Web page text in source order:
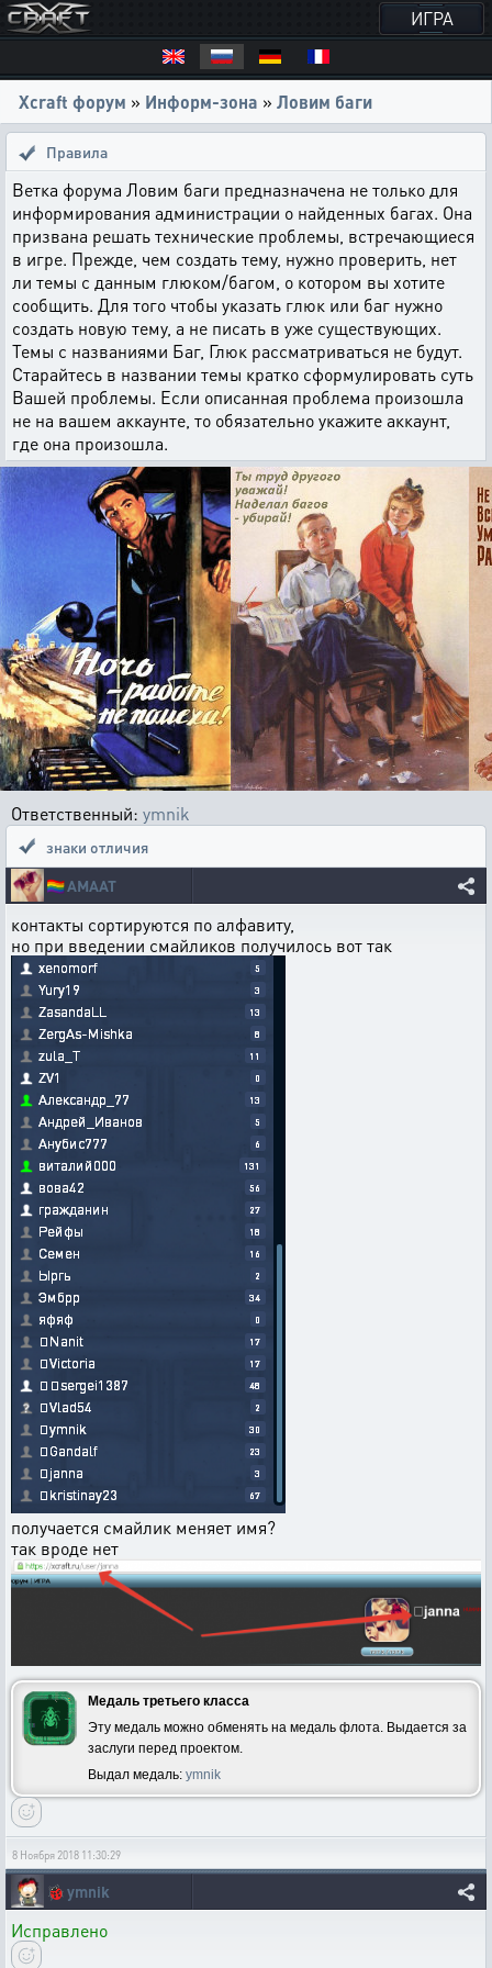
ИГРА
Xcraft форум » Информ-зона » Ловим баги
Правила
Ветка форума Ловим баги предназначена не только для
информирования администрации о найденных багах. Она
призвана решать технические проблемы, встречающиеся
в игре. Прежде, чем создать тему, нужно проверить, нет
ли темы с данным глюком/багом, о котором вы хотите
сообщить. Для того чтобы указать глюк или баг нужно
создать новую тему, а не писать в уже существующих.
Темы с названиями Баг, Глюк рассматриваться не будут.
Старайтесь в названии темы кратко сформулировать суть
Вашей проблемы. Если описанная проблема произошла
не на вашем аккаунте, то обязательно укажите аккаунт,
где она произошла.
Ответственный: ymnik
знаки отличия
🏳️‍🌈AMAAT
контакты сортируются по алфавиту,
но при введении смайликов получилось вот так
получается смайлик меняет имя?
так вроде нет
Медаль третьего класса
Эту медаль можно обменять на медаль флота. Выдается за
заслуги перед проектом.
Выдал медаль: ymnik
8 Ноября 2018 11:30:29
🐞 ymnik
Исправлено